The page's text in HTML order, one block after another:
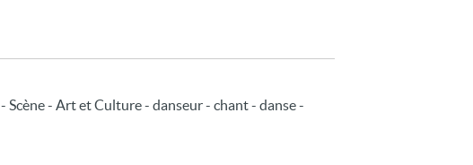
- Art et Culture - danseur - chant - danse -